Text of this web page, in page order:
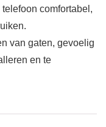
comfortabel,
van gaten, gevoelig
en te